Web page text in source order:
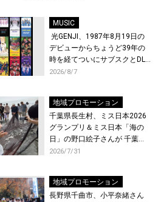
MUSIC
光GENJI、1987年8月19日の
デビューからちょうど39年の
時を経てついにサブスクとDL
配信が解禁！
2026/8/7
地域プロモーション
千葉県長生村、ミス日本2026
グランプリ＆ミス日本「海の
日」の野口絵子さんが 千葉県
唯一の村・長生村で地引網を
2026/7/31
地域プロモーション
長野県千曲市、小平奈緒さん